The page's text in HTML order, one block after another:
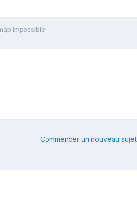
impossible
Commencer un nouveau sujet